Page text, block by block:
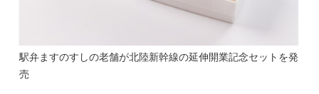
駅弁ますのすしの老舗が北陸新幹線の延伸開業記念セットを発
売